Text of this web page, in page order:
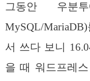
그동안 우분
MySQL/
서 쓰다 보니
을 때 워드프레